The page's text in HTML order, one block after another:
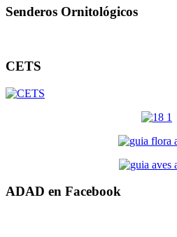
Senderos Ornitológicos
CETS
ADAD en Facebook